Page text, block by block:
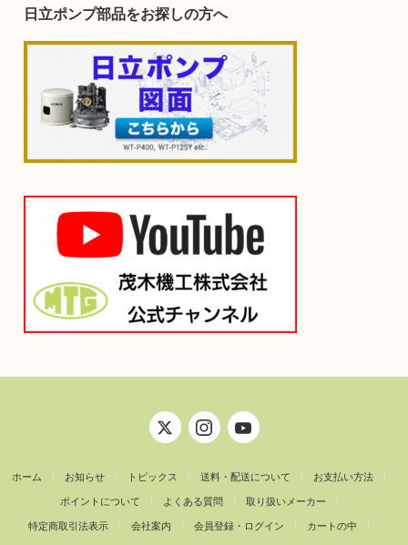
日立ポンプ部品をお探しの方へ
ホーム お知らせ トピックス 送料・配送について お支払い方法
ポイントについて よくある質問 取り扱いメーカー
特定商取引法表示 会社案内 会員登録・ログイン カートの中